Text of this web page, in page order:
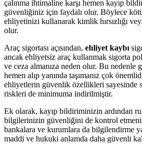
çalınma ihtimaline karşı hemen kayıp
güvenliğiniz için faydalı olur. Böylece
ehliyetinizi kullanarak kimlik hırsızlığı
olur.
Araç sigortası açısından, ehliyet kaybı
ancak ehliyetsiz araç kullanmak sigorta
ve ceza almanıza neden olur. Bu nedenle
hemen alıp yanında taşımanız çok
ehliyetlerin güvenlik özellikleri sayesinde
riskleri de minimuma indirilmiştir.
Ek olarak, kayıp bildiriminizin ardından
bilgilerinizin güvenliğini de kontrol
bankalara ve kurumlara da bilgilendirme
maddi ve hukuki anlamda daha güvenli